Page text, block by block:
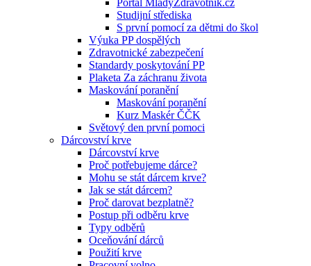
Portál MladyZdravotnik.cz
Studijní střediska
S první pomocí za dětmi do škol
Výuka PP dospělých
Zdravotnické zabezpečení
Standardy poskytování PP
Plaketa Za záchranu života
Maskování poranění
Maskování poranění
Kurz Maskér ČČK
Světový den první pomoci
Dárcovství krve
Dárcovství krve
Proč potřebujeme dárce?
Mohu se stát dárcem krve?
Jak se stát dárcem?
Proč darovat bezplatně?
Postup při odběru krve
Typy odběrů
Oceňování dárců
Použití krve